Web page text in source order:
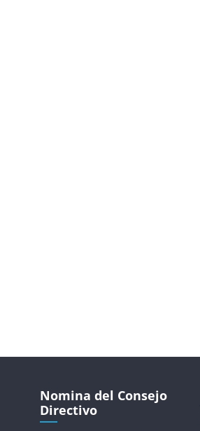
Nomina del Consejo
Directivo